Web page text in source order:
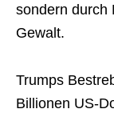
sondern durch
Gewalt.
Trumps
Billionen US-